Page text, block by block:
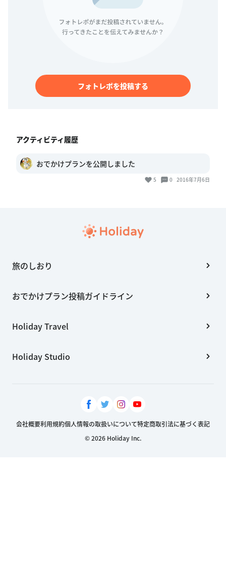
フォトレポを投稿する
アクティビティ履歴
おでかけプランを公開しました
5 0 2016年7月6日
旅のしおり
おでかけプラン投稿ガイドライン
Holiday Travel
Holiday Studio
会社概要利用規約個人情報の取扱いについて特定商取引法に基づく表記
© 2026 Holiday Inc.